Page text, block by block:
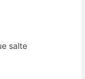
salte